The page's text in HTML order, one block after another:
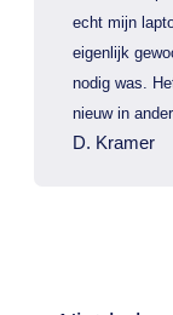
echt mijn
eigenlijk
nodig was.
nieuw in
D. Kramer